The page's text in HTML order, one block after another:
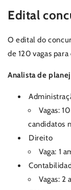
Edital
O edital do
de 120 vagas
Analista de
Vagas:
candidatos
Direito
Vaga: 1
Vagas: 2